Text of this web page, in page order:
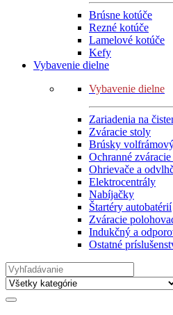
Brúsne kotúče
Rezné kotúče
Lamelové kotúče
Kefy
Vybavenie dielne
Vybavenie dielne
Zariadenia na
Zváracie stoly
Brúsky
Ochranné zváracie
Ohrievače a
Elektrocentrály
Nabíjačky
Štartéry autobatérií
Zváracie
Indukčný a
Ostatné
Search
for: